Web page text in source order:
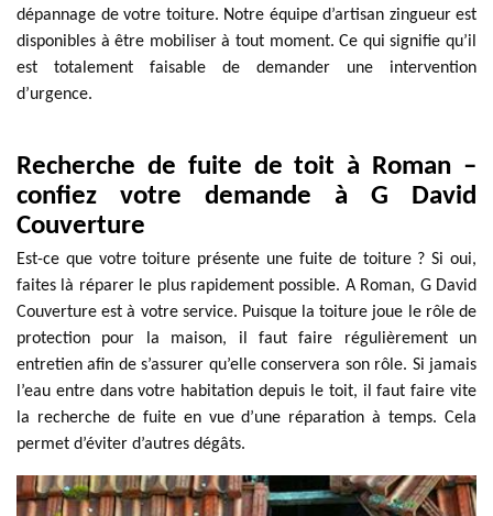
dépannage de votre toiture. Notre équipe d’artisan zingueur est
disponibles à être mobiliser à tout moment. Ce qui signifie qu’il
est totalement faisable de demander une intervention
d’urgence.
Recherche de fuite de toit à Roman –
confiez votre demande à G David
Couverture
Est-ce que votre toiture présente une fuite de toiture ? Si oui,
faites là réparer le plus rapidement possible. A Roman, G David
Couverture est à votre service. Puisque la toiture joue le rôle de
protection pour la maison, il faut faire régulièrement un
entretien afin de s’assurer qu’elle conservera son rôle. Si jamais
l’eau entre dans votre habitation depuis le toit, il faut faire vite
la recherche de fuite en vue d’une réparation à temps. Cela
permet d’éviter d’autres dégâts.